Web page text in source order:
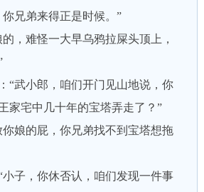
兄弟来得正是时候。”
难怪一大早乌鸦拉屎头顶上，
武小郎，咱们开门见山地说，你
家宅中几十年的宝塔弄走了？”
娘的屁，你兄弟找不到宝塔想拖
子，你休否认，咱们发现一件事